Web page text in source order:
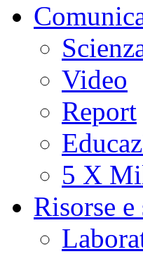
Video
Report
5 X
Risorse